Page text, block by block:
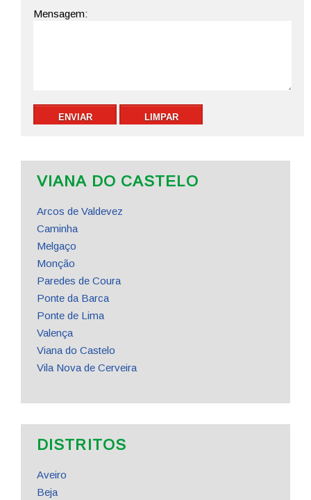
VIANA DO CASTELO
Arcos de Valdevez
Caminha
Melgaço
Monção
Paredes de Coura
Ponte da Barca
Ponte de Lima
Valença
Viana do Castelo
Vila Nova de Cerveira
DISTRITOS
Aveiro
Beja